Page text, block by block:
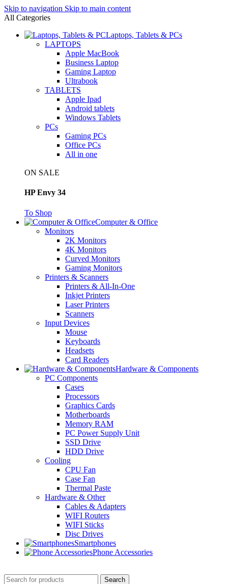
Skip to navigation Skip to main content
All Categories
Laptops, Tablets & PCs
LAPTOPS
Apple MacBook
Business Laptop
Gaming Laptop
Ultrabook
TABLETS
Apple Ipad
Android tablets
Windows Tablets
PCs
Gaming PCs
Office PCs
All in one
ON SALE
HP Envy 34
To Shop
Computer & Office
Monitors
2K Monitors
4K Monitors
Curved Monitors
Gaming Monitors
Printers & Scanners
Printers & All-In-One
Inkjet Printers
Laser Printers
Scanners
Input Devices
Mouse
Keyboards
Headsets
Card Readers
Hardware & Components
PC Components
Cases
Processors
Graphics Cards
Motherboards
Memory RAM
PC Power Supply Unit
SSD Drive
HDD Drive
Cooling
CPU Fan
Case Fan
Thermal Paste
Hardware & Other
Cables & Adapters
WIFI Routers
WIFI Sticks
Disc Drives
Smartphones
Phone Accessories
Search